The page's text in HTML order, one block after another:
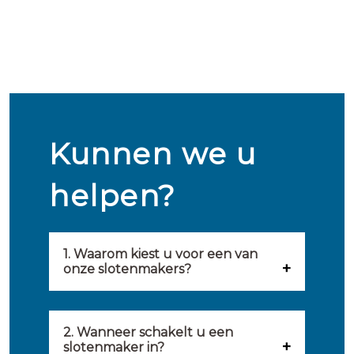
Kunnen we u
helpen?
1. Waarom kiest u voor een van
onze slotenmakers?
geselecteerd op kwaliteit,
2. Wanneer schakelt u een
slotenmaker in?